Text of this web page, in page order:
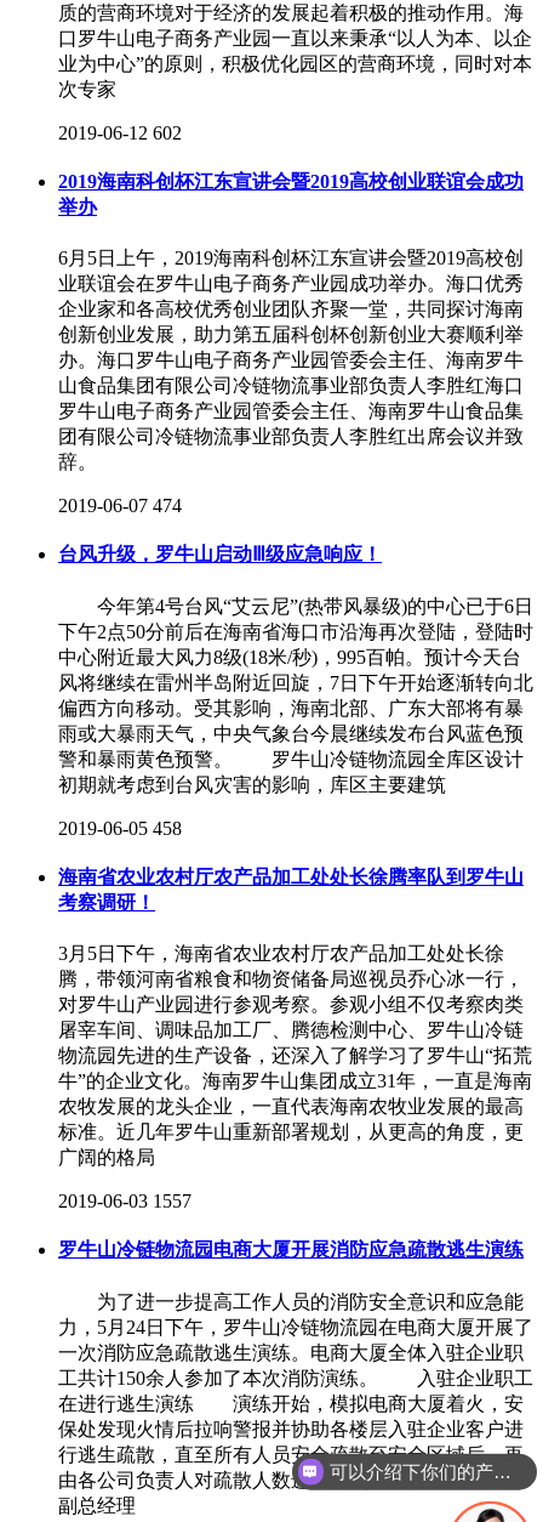
质的营商环境对于经济的发展起着积极的推动作用。海
口罗牛山电子商务产业园一直以来秉承“以人为本、以企
业为中心”的原则，积极优化园区的营商环境，同时对本
次专家
2019-06-12 602
2019海南科创杯江东宣讲会暨2019高校创业联谊会成功
举办
6月5日上午，2019海南科创杯江东宣讲会暨2019高校创
业联谊会在罗牛山电子商务产业园成功举办。海口优秀
企业家和各高校优秀创业团队齐聚一堂，共同探讨海南
创新创业发展，助力第五届科创杯创新创业大赛顺利举
办。海口罗牛山电子商务产业园管委会主任、海南罗牛
山食品集团有限公司冷链物流事业部负责人李胜红海口
罗牛山电子商务产业园管委会主任、海南罗牛山食品集
团有限公司冷链物流事业部负责人李胜红出席会议并致
辞。
2019-06-07 474
台风升级，罗牛山启动Ⅲ级应急响应！
今年第4号台风“艾云尼”(热带风暴级)的中心已于6日
下午2点50分前后在海南省海口市沿海再次登陆，登陆时
中心附近最大风力8级(18米/秒)，995百帕。预计今天台
风将继续在雷州半岛附近回旋，7日下午开始逐渐转向北
偏西方向移动。受其影响，海南北部、广东大部将有暴
雨或大暴雨天气，中央气象台今晨继续发布台风蓝色预
警和暴雨黄色预警。 罗牛山冷链物流园全库区设计
初期就考虑到台风灾害的影响，库区主要建筑
2019-06-05 458
海南省农业农村厅农产品加工处处长徐腾率队到罗牛山
考察调研！
3月5日下午，海南省农业农村厅农产品加工处处长徐
腾，带领河南省粮食和物资储备局巡视员乔心冰一行，
对罗牛山产业园进行参观考察。参观小组不仅考察肉类
屠宰车间、调味品加工厂、腾德检测中心、罗牛山冷链
物流园先进的生产设备，还深入了解学习了罗牛山“拓荒
牛”的企业文化。海南罗牛山集团成立31年，一直是海南
农牧发展的龙头企业，一直代表海南农牧业发展的最高
标准。近几年罗牛山重新部署规划，从更高的角度，更
广阔的格局
2019-06-03 1557
罗牛山冷链物流园电商大厦开展消防应急疏散逃生演练
为了进一步提高工作人员的消防安全意识和应急能
力，5月24日下午，罗牛山冷链物流园在电商大厦开展了
一次消防应急疏散逃生演练。电商大厦全体入驻企业职
工共计150余人参加了本次消防演练。 入驻企业职工
在进行逃生演练 演练开始，模拟电商大厦着火，安
保处发现火情后拉响警报并协助各楼层入驻企业客户进
行逃生疏散，直至所有人员安全疏散至安全区域后，再
由各公司负责人对疏散人数进行清点、汇报。 运营
副总经理
可以介绍下你们的产品么